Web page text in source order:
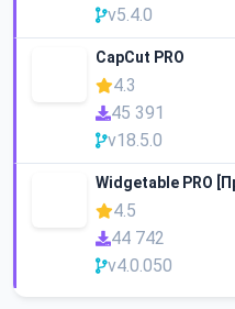
v5.4.0
CapCut PRO
4.3
45 391
v18.5.0
Widgetable PRO
4.5
44 742
v4.0.050